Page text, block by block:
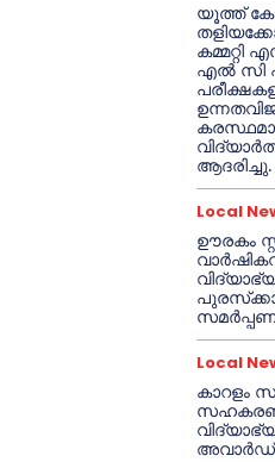
യൂത്ത്
എൽ സി
ആദരിച്ചു.
Local
ഊരകം
Local
കാറളം
അവാർഡ്